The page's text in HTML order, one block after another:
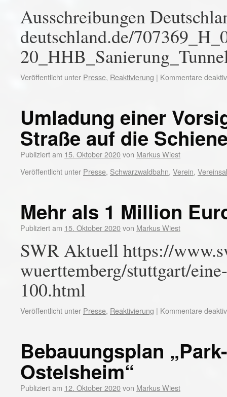
Ausschreibungen
deutschland.de/
Veröffentlicht unter Presse, Reaktivierung | Kommentare
Umladung einer
Straße auf die
Publiziert am 15. Oktober 2020von Markus Wiest
Veröffentlicht unter Presse, Schwarzwaldbahn, Verein,
Mehr als 1 Million
Publiziert am 15. Oktober 2020von Markus Wiest
SWR Aktuell https://
wuerttemberg/stuttgart/
100.html
Veröffentlicht unter Presse, Reaktivierung | Kommentare
Bebauungsplan
Ostelsheim“
Publiziert am 12. Oktober 2020von Markus Wiest